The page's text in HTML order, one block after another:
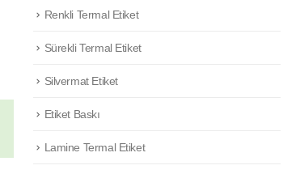
Renkli Termal Etiket
Sürekli Termal Etiket
Silvermat Etiket
Etiket Baskı
Lamine Termal Etiket